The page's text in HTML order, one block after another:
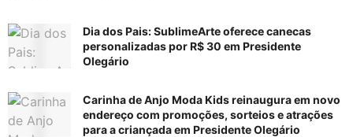
Dia dos Pais: SublimeArte oferece canecas
personalizadas por R$ 30 em Presidente
Olegário
Carinha de Anjo Moda Kids reinaugura em novo
endereço com promoções, sorteios e atrações
para a criançada em Presidente Olegário